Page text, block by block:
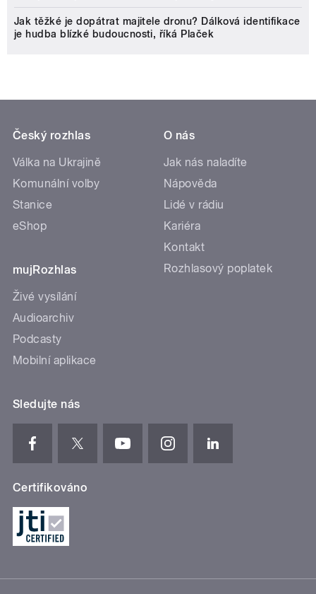
Jak těžké je dopátrat majitele dronu? Dálková identifikace
je hudba blízké budoucnosti, říká Plaček
Český rozhlas
Válka na Ukrajině
Komunální volby
Stanice
eShop
mujRozhlas
Živé vysílání
Audioarchiv
Podcasty
Mobilní aplikace
O nás
Jak nás naladíte
Nápověda
Lidé v rádiu
Kariéra
Kontakt
Rozhlasový poplatek
Sledujte nás
Certifikováno